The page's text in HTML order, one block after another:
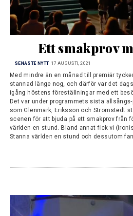
Ett smakprov
SENASTE NYTT 17 AUGUSTI, 2021
Med mindre än en månad till premiär
stannad länge nog, och därför var det
igång höstens föreställningar med ett
Det var under programmets sista
som Glenmark, Eriksson och Strömstedt
scenen för att bjuda på ett smakprov från
världen en stund. Bland annat fick vi
Stanna världen en stund och dessutom